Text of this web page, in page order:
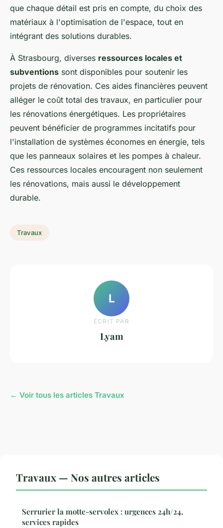
que chaque détail est pris en compte, du choix des
matériaux à l'optimisation de l'espace, tout en
intégrant des solutions durables.
À Strasbourg, diverses ressources locales et
subventions sont disponibles pour soutenir les
projets de rénovation. Ces aides financières peuvent
alléger le coût total des travaux, en particulier pour
les rénovations énergétiques. Les propriétaires
peuvent bénéficier de programmes incitatifs pour
l'installation de systèmes économes en énergie, tels
que les panneaux solaires et les pompes à chaleur.
Ces ressources locales encouragent non seulement
les rénovations, mais aussi le développement
durable.
Travaux
L
ECRIT PAR
Lyam
← Voir tous les articles Travaux
Travaux — Nos autres articles
Serrurier la motte-servolex : urgences 24h/24,
services rapides